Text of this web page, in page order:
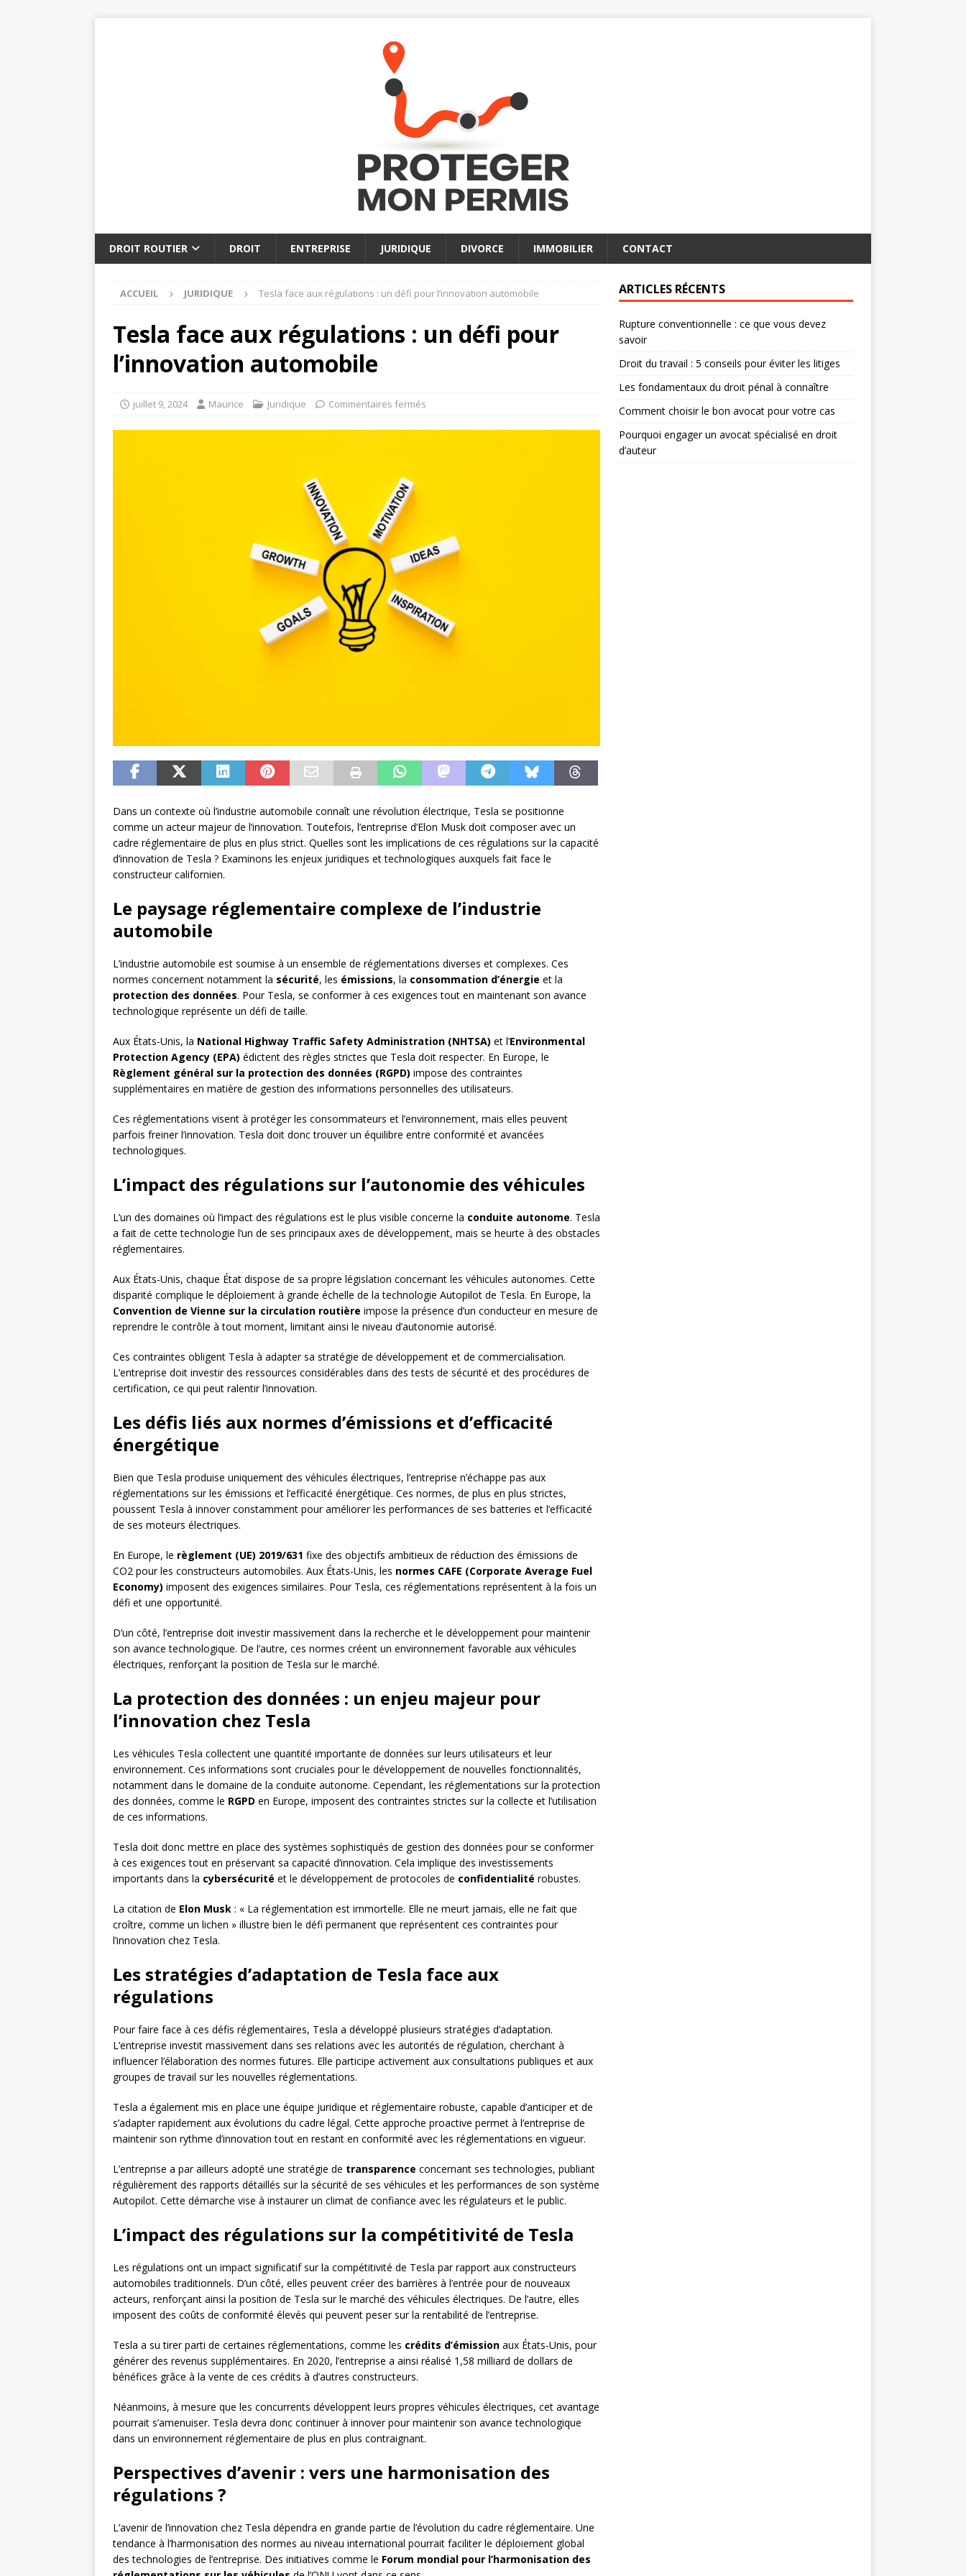
DROIT ROUTIER DROIT ENTREPRISE JURIDIQUE DIVORCE IMMOBILIER CONTACT
ACCUEIL JURIDIQUE Tesla face aux régulations : un défi pour l’innovation automobile
Tesla face aux régulations : un défi pour
l’innovation automobile
juillet 9, 2024 Maurice Juridique Commentaires fermés
Dans un contexte où l’industrie automobile connaît une révolution électrique, Tesla se positionne
comme un acteur majeur de l’innovation. Toutefois, l’entreprise d’Elon Musk doit composer avec un
cadre réglementaire de plus en plus strict. Quelles sont les implications de ces régulations sur la capacité
d’innovation de Tesla ? Examinons les enjeux juridiques et technologiques auxquels fait face le
constructeur californien.
Le paysage réglementaire complexe de l’industrie
automobile
L’industrie automobile est soumise à un ensemble de réglementations diverses et complexes. Ces
normes concernent notamment la sécurité, les émissions, la consommation d’énergie et la
protection des données. Pour Tesla, se conformer à ces exigences tout en maintenant son avance
technologique représente un défi de taille.
Aux États-Unis, la National Highway Traffic Safety Administration (NHTSA) et l’Environmental
Protection Agency (EPA) édictent des règles strictes que Tesla doit respecter. En Europe, le
Règlement général sur la protection des données (RGPD) impose des contraintes
supplémentaires en matière de gestion des informations personnelles des utilisateurs.
Ces réglementations visent à protéger les consommateurs et l’environnement, mais elles peuvent
parfois freiner l’innovation. Tesla doit donc trouver un équilibre entre conformité et avancées
technologiques.
L’impact des régulations sur l’autonomie des véhicules
L’un des domaines où l’impact des régulations est le plus visible concerne la conduite autonome. Tesla
a fait de cette technologie l’un de ses principaux axes de développement, mais se heurte à des obstacles
réglementaires.
Aux États-Unis, chaque État dispose de sa propre législation concernant les véhicules autonomes. Cette
disparité complique le déploiement à grande échelle de la technologie Autopilot de Tesla. En Europe, la
Convention de Vienne sur la circulation routière impose la présence d’un conducteur en mesure de
reprendre le contrôle à tout moment, limitant ainsi le niveau d’autonomie autorisé.
Ces contraintes obligent Tesla à adapter sa stratégie de développement et de commercialisation.
L’entreprise doit investir des ressources considérables dans des tests de sécurité et des procédures de
certification, ce qui peut ralentir l’innovation.
Les défis liés aux normes d’émissions et d’efficacité
énergétique
Bien que Tesla produise uniquement des véhicules électriques, l’entreprise n’échappe pas aux
réglementations sur les émissions et l’efficacité énergétique. Ces normes, de plus en plus strictes,
poussent Tesla à innover constamment pour améliorer les performances de ses batteries et l’efficacité
de ses moteurs électriques.
En Europe, le règlement (UE) 2019/631 fixe des objectifs ambitieux de réduction des émissions de
CO2 pour les constructeurs automobiles. Aux États-Unis, les normes CAFE (Corporate Average Fuel
Economy) imposent des exigences similaires. Pour Tesla, ces réglementations représentent à la fois un
défi et une opportunité.
D’un côté, l’entreprise doit investir massivement dans la recherche et le développement pour maintenir
son avance technologique. De l’autre, ces normes créent un environnement favorable aux véhicules
électriques, renforçant la position de Tesla sur le marché.
La protection des données : un enjeu majeur pour
l’innovation chez Tesla
Les véhicules Tesla collectent une quantité importante de données sur leurs utilisateurs et leur
environnement. Ces informations sont cruciales pour le développement de nouvelles fonctionnalités,
notamment dans le domaine de la conduite autonome. Cependant, les réglementations sur la protection
des données, comme le RGPD en Europe, imposent des contraintes strictes sur la collecte et l’utilisation
de ces informations.
Tesla doit donc mettre en place des systèmes sophistiqués de gestion des données pour se conformer
à ces exigences tout en préservant sa capacité d’innovation. Cela implique des investissements
importants dans la cybersécurité et le développement de protocoles de confidentialité robustes.
La citation de Elon Musk : « La réglementation est immortelle. Elle ne meurt jamais, elle ne fait que
croître, comme un lichen » illustre bien le défi permanent que représentent ces contraintes pour
l’innovation chez Tesla.
Les stratégies d’adaptation de Tesla face aux
régulations
Pour faire face à ces défis réglementaires, Tesla a développé plusieurs stratégies d’adaptation.
L’entreprise investit massivement dans ses relations avec les autorités de régulation, cherchant à
influencer l’élaboration des normes futures. Elle participe activement aux consultations publiques et aux
groupes de travail sur les nouvelles réglementations.
Tesla a également mis en place une équipe juridique et réglementaire robuste, capable d’anticiper et de
s’adapter rapidement aux évolutions du cadre légal. Cette approche proactive permet à l’entreprise de
maintenir son rythme d’innovation tout en restant en conformité avec les réglementations en vigueur.
L’entreprise a par ailleurs adopté une stratégie de transparence concernant ses technologies, publiant
régulièrement des rapports détaillés sur la sécurité de ses véhicules et les performances de son système
Autopilot. Cette démarche vise à instaurer un climat de confiance avec les régulateurs et le public.
L’impact des régulations sur la compétitivité de Tesla
Les régulations ont un impact significatif sur la compétitivité de Tesla par rapport aux constructeurs
automobiles traditionnels. D’un côté, elles peuvent créer des barrières à l’entrée pour de nouveaux
acteurs, renforçant ainsi la position de Tesla sur le marché des véhicules électriques. De l’autre, elles
imposent des coûts de conformité élevés qui peuvent peser sur la rentabilité de l’entreprise.
Tesla a su tirer parti de certaines réglementations, comme les crédits d’émission aux États-Unis, pour
générer des revenus supplémentaires. En 2020, l’entreprise a ainsi réalisé 1,58 milliard de dollars de
bénéfices grâce à la vente de ces crédits à d’autres constructeurs.
Néanmoins, à mesure que les concurrents développent leurs propres véhicules électriques, cet avantage
pourrait s’amenuiser. Tesla devra donc continuer à innover pour maintenir son avance technologique
dans un environnement réglementaire de plus en plus contraignant.
Perspectives d’avenir : vers une harmonisation des
régulations ?
L’avenir de l’innovation chez Tesla dépendra en grande partie de l’évolution du cadre réglementaire. Une
tendance à l’harmonisation des normes au niveau international pourrait faciliter le déploiement global
des technologies de l’entreprise. Des initiatives comme le Forum mondial pour l’harmonisation des
ARTICLES RÉCENTS
Rupture conventionnelle : ce que vous devez
savoir
Droit du travail : 5 conseils pour éviter les litiges
Les fondamentaux du droit pénal à connaître
Comment choisir le bon avocat pour votre cas
Pourquoi engager un avocat spécialisé en droit
d’auteur